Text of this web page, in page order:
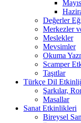
Mayıs
Değerler
Merkezler
Meslekler
Mevsimler
Okuma
Scamper
Taşıtlar
Türkçe Dil
Şarkılar,
Masallar
Sanat Etkinlikleri
Bireysel